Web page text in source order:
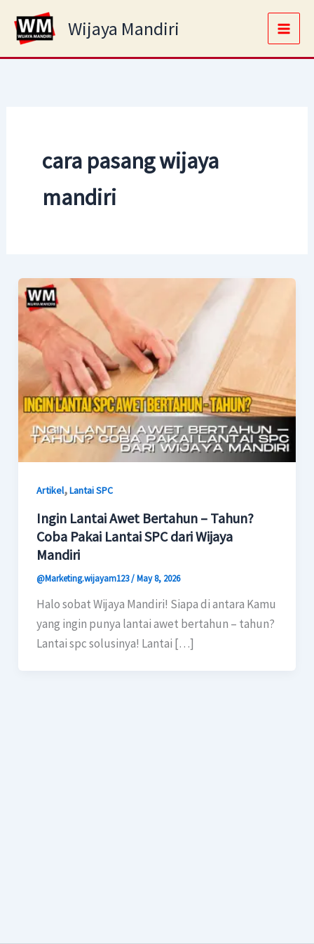
content
Wijaya Mandiri
Main
cara pasang wijaya
mandiri
Artikel,Lantai SPC
Ingin Lantai Awet Bertahun – Tahun?
Coba Pakai Lantai SPC dari Wijaya
Mandiri
@Marketing.wijayam123/May 8, 2026
Halo sobat Wijaya Mandiri! Siapa di antara Kamu
yang ingin punya lantai awet bertahun – tahun?
Lantai spc solusinya! Lantai […]